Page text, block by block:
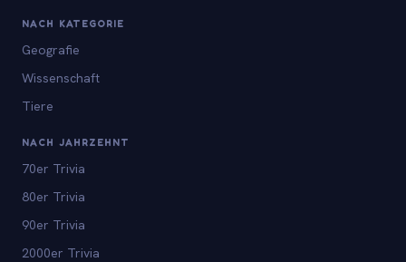
NACH KATEGORIE
Geografie
Wissenschaft
Tiere
NACH JAHRZEHNT
70er Trivia
80er Trivia
90er Trivia
2000er Trivia